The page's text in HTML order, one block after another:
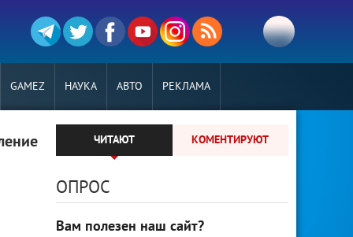
GAMEZ НАУКА АВТО РЕКЛАМА
ЧИТАЮТ КОМЕНТИРУЮТ
ОПРОС
Вам полезен наш сайт?